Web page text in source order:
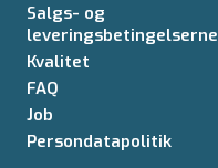
Salgs- og
leveringsbetingelserne
Kvalitet
FAQ
Job
Persondatapolitik